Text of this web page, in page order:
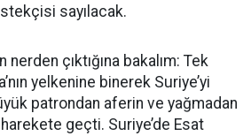
sayılacak.
nerden çıktığına bakalım: Tek
yelkenine binerek Suriye’yi
patrondan aferin ve yağmadan
geçti. Suriye’de Esat